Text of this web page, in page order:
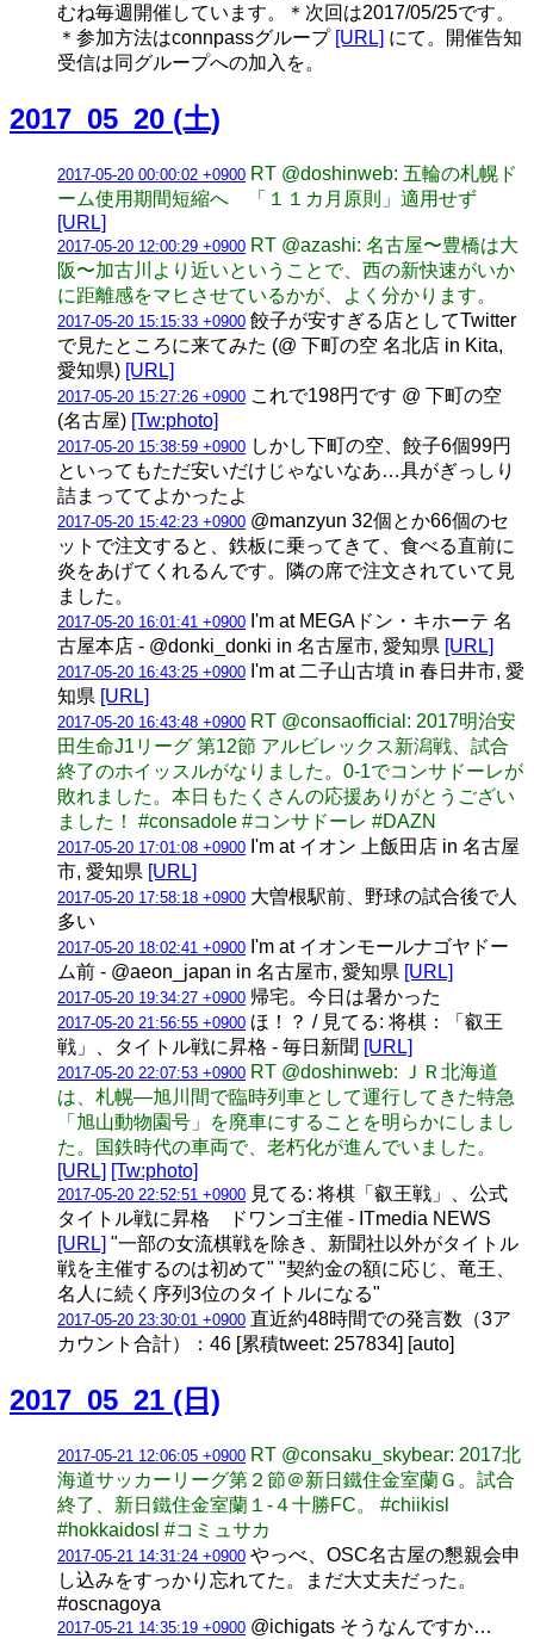
むね毎週開催しています。＊次回は2017/05/25です。
＊参加方法はconnpassグループ [URL] にて。開催告知
受信は同グループへの加入を。
2017_05_20 (土)
2017-05-20 00:00:02 +0900 RT @doshinweb: 五輪の札幌ド
ーム使用期間短縮へ 「１１カ月原則」適用せず
[URL]
2017-05-20 12:00:29 +0900 RT @azashi: 名古屋〜豊橋は大
阪〜加古川より近いということで、西の新快速がいか
に距離感をマヒさせているかが、よく分かります。
2017-05-20 15:15:33 +0900 餃子が安すぎる店としてTwitter
で見たところに来てみた (@ 下町の空 名北店 in Kita,
愛知県) [URL]
2017-05-20 15:27:26 +0900 これで198円です @ 下町の空
(名古屋) [Tw:photo]
2017-05-20 15:38:59 +0900 しかし下町の空、餃子6個99円
といってもただ安いだけじゃないなあ…具がぎっしり
詰まっててよかったよ
2017-05-20 15:42:23 +0900 @manzyun 32個とか66個のセ
ットで注文すると、鉄板に乗ってきて、食べる直前に
炎をあげてくれるんです。隣の席で注文されていて見
ました。
2017-05-20 16:01:41 +0900 I'm at MEGAドン・キホーテ 名
古屋本店 - @donki_donki in 名古屋市, 愛知県 [URL]
2017-05-20 16:43:25 +0900 I'm at 二子山古墳 in 春日井市, 愛
知県 [URL]
2017-05-20 16:43:48 +0900 RT @consaofficial: 2017明治安
田生命J1リーグ 第12節 アルビレックス新潟戦、試合
終了のホイッスルがなりました。0-1でコンサドーレが
敗れました。本日もたくさんの応援ありがとうござい
ました！ #consadole #コンサドーレ #DAZN
2017-05-20 17:01:08 +0900 I'm at イオン 上飯田店 in 名古屋
市, 愛知県 [URL]
2017-05-20 17:58:18 +0900 大曽根駅前、野球の試合後で人
多い
2017-05-20 18:02:41 +0900 I'm at イオンモールナゴヤドー
ム前 - @aeon_japan in 名古屋市, 愛知県 [URL]
2017-05-20 19:34:27 +0900 帰宅。今日は暑かった
2017-05-20 21:56:55 +0900 ほ！？ / 見てる: 将棋：「叡王
戦」、タイトル戦に昇格 - 毎日新聞 [URL]
2017-05-20 22:07:53 +0900 RT @doshinweb: ＪＲ北海道
は、札幌―旭川間で臨時列車として運行してきた特急
「旭山動物園号」を廃車にすることを明らかにしまし
た。国鉄時代の車両で、老朽化が進んでいました。
[URL] [Tw:photo]
2017-05-20 22:52:51 +0900 見てる: 将棋「叡王戦」、公式
タイトル戦に昇格 ドワンゴ主催 - ITmedia NEWS
[URL] "一部の女流棋戦を除き、新聞社以外がタイトル
戦を主催するのは初めて" "契約金の額に応じ、竜王、
名人に続く序列3位のタイトルになる"
2017-05-20 23:30:01 +0900 直近約48時間での発言数（3ア
カウント合計）：46 [累積tweet: 257834] [auto]
2017_05_21 (日)
2017-05-21 12:06:05 +0900 RT @consaku_skybear: 2017北
海道サッカーリーグ第２節＠新日鐵住金室蘭Ｇ。試合
終了、新日鐵住金室蘭１-４十勝FC。 #chiikisl
#hokkaidosl #コミュサカ
2017-05-21 14:31:24 +0900 やっべ、OSC名古屋の懇親会申
し込みをすっかり忘れてた。まだ大丈夫だった。
#oscnagoya
2017-05-21 14:35:19 +0900 @ichigats そうなんですか…